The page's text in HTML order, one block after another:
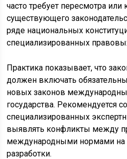
часто требует пересмотра или
существующего
ряде национальных
специализированных
Практика показывает, что
должен включать
новых законов
государства. Рекомендуется
специализированных
выявлять конфликты между
международными нормами на
разработки.